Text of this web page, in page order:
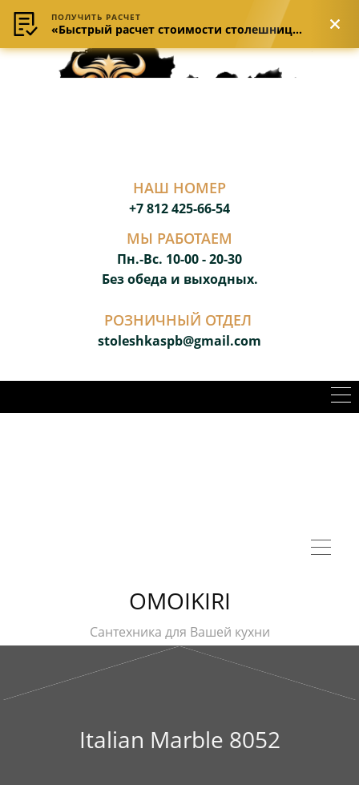
НАШ НОМЕР
+7 812 425-66-54
МЫ РАБОТАЕМ
Пн.-Вс. 10-00 - 20-30
Без обеда и выходных.
РОЗНИЧНЫЙ ОТДЕЛ
stoleshkaspb@gmail.com
OMOIKIRI
Сантехника для Вашей кухни
Italian Marble 8052
ПОЛУЧИТЬ РАСЧЕТ
«Быстрый расчет стоимости столешницы»